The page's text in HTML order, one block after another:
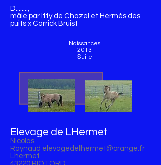
D........,
mâle par Itty de Chazel et Hermès des
puits x Carrick Bruist
Naissances
2013
Suite
Elevage de LHermet
Nicolas
Raynaud elevagedelhermet@orange.fr
Lhermet